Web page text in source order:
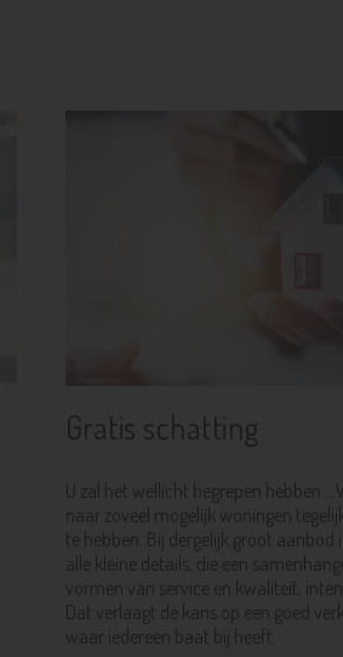
Gratis schatting
U zal het wellicht begrepen hebben...
naar zoveel mogelijk woningen
te hebben. Bij dergelijk groot aanbod
alle kleine details, die een
vormen van service en kwaliteit,
Dat verlaagt de kans op een goed
waar iedereen baat bij heeft.